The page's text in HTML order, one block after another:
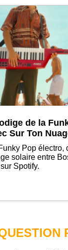
de la
Sur Ton
Pop électro,
solaire entre
Spotify.